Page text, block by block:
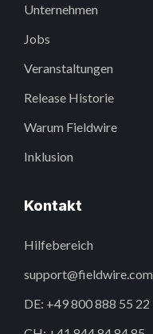
Unternehmen
Jobs
Veranstaltungen
Release Historie
Warum Fieldwire
Inklusion
Kontakt
Hilfebereich
support@fieldwire.com
DE: +49 800 888 55 22